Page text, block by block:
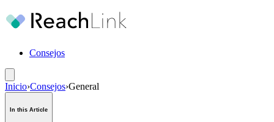
Consejos
Inicio›Consejos›General
In this Article